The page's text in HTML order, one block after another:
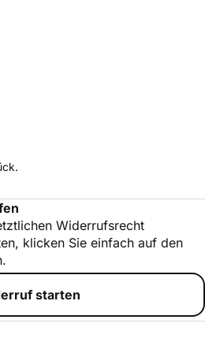
Widerrufsrecht
klicken Sie einfach auf den
starten